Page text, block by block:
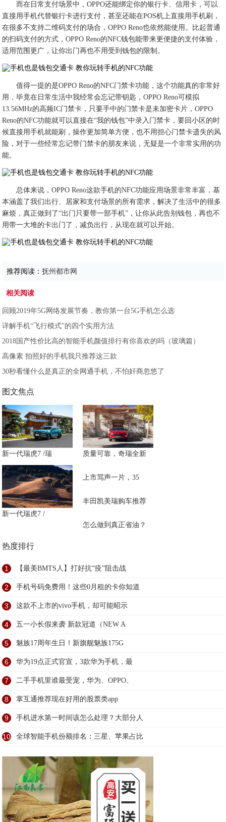
而在日常支付场景中，OPPO还能绑定你的银行卡、信用卡，可以
直接用手机代替银行卡进行支付，甚至还能在POS机上直接用手机刷，
在很多不支持二维码支付的场合，OPPO Reno也依然能使用。比起普通
的扫码支付的方式，OPPO Reno的NFC钱包能带来更便捷的支付体验，
适用范围更广，让你出门再也不用受到钱包的限制。
值得一提的是OPPO Reno的NFC门禁卡功能，这个功能真的非常好
用，毕竟在日常生活中我经常会忘记带钥匙，OPPO Reno可模拟
13.56MHz的高频IC门禁卡，只要手中的门禁卡是未加密卡片，OPPO
Reno的NFC功能就可以直接在“我的钱包”中录入门禁卡，要回小区的时
候直接用手机就能刷，操作更加简单方便，也不用担心门禁卡遗失的风
险，对于一些经常忘记带门禁卡的朋友来说，无疑是一个非常实用的功
能。
总体来说，OPPO Reno这款手机的NFC功能应用场景非常丰富，基
本涵盖了我们出行、居家和支付场景的所有需求，解决了生活中的很多
麻烦，真正做到了“出门只要带一部手机”，让你从此告别钱包，再也不
用带一大堆的卡出门了，减负出行，从现在就可以开始。
推荐阅读：抚州都市网
相关阅读
回顾2019年5G网络发展节奏，教你第一台5G手机怎么选
详解手机“飞行模式”的四个实用方法
2018国产性价比高的智能手机颜值排行有你喜欢的吗（玻璃篇）
高像素 拍照好的手机我只推荐这三款
30秒看懂什么是真正的全网通手机，不怕奸商忽悠了
图文焦点
新一代瑞虎7 /瑞 质量可靠，奇瑞全新
新一代瑞虎7 /
上市骂声一片，35
丰田凯美瑞购车推荐
怎么做到真正省油？
热度排行
1 【最美BMTS人】打好抗“疫”阻击战
2 手机号码免费用！这些0月租的卡你知道
3 这款不上市的vivo手机，却可能昭示
4 五一小长假来袭 新款冠道（NEW A
5 魅族17周年生日！新旗舰魅族175G
6 华为19点正式官宣，3款华为手机，最
7 二手手机里谁最受宠，华为、OPPO、
8 掌互通推荐现在好用的股票类app
9 手机进水第一时间该怎么处理？大部分人
10 全球智能手机份额排名：三星、苹果占比